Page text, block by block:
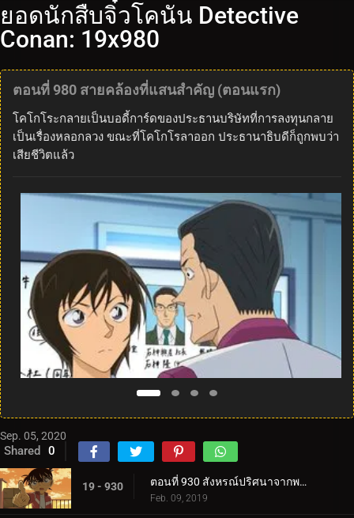
ยอดนักสืบจิ๋วโคนัน Detective
Conan: 19x980
ตอนที่ 980 สายคล้องที่แสนสำคัญ (ตอนแรก)
โคโกโระกลายเป็นบอดี้การ์ดของประธานบริษัทที่การลงทุนกลาย
เป็นเรื่องหลอกลวง ขณะที่โคโกโรลาออก ประธานาธิบดีก็ถูกพบว่า
เสียชีวิตแล้ว
Sep. 05, 2020
Shared 0
19 - 930 ตอนที่ 930 สังหรณ์ปริศนาจากพระพุทธรูป
Feb. 09, 2019